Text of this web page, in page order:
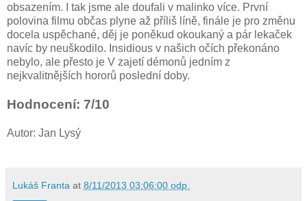
obsazením. I tak jsme ale doufali v malinko více. První
polovina filmu občas plyne až příliš líně, finále je pro změnu
docela uspěchané, děj je poněkud okoukaný a pár lekaček
navíc by neuškodilo. Insidious v našich očích překonáno
nebylo, ale přesto je V zajetí démonů jedním z
nejkvalitnějších hororů poslední doby.
Hodnocení: 7/10
Autor: Jan Lysý
Lukáš Franta at 8/11/2013 03:06:00 odp.